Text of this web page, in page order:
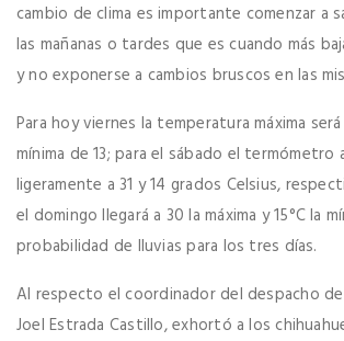
cambio de clima es importante comenzar a
las mañanas o tardes que es cuando más
y no exponerse a cambios bruscos en las
Para hoy viernes la temperatura máxima
mínima de 13; para el sábado el termómetro
ligeramente a 31 y 14 grados Celsius,
el domingo llegará a 30 la máxima y 15°C la
probabilidad de lluvias para los tres días.
Al respecto el coordinador del despacho
Joel Estrada Castillo, exhortó a los